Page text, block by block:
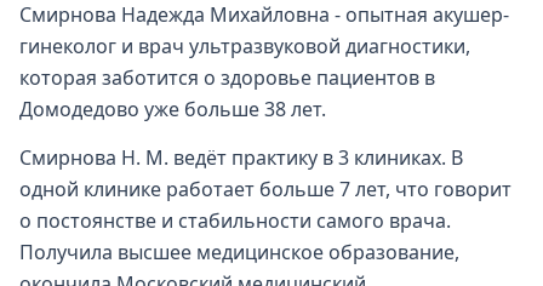
Смирнова Надежда Михайловна - опытная акушер-
гинеколог и врач ультразвуковой диагностики,
которая заботится о здоровье пациентов в
Домодедово уже больше 38 лет.
Смирнова Н. М. ведёт практику в 3 клиниках. В
одной клинике работает больше 7 лет, что говорит
о постоянстве и стабильности самого врача.
Получила высшее медицинское образование,